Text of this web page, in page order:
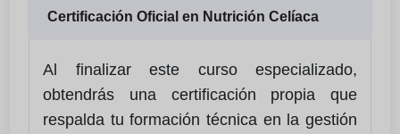
Certificación Oficial en Nutrición Celíaca
Al finalizar este curso especializado,
obtendrás una certificación propia que
respalda tu formación técnica en la gestión